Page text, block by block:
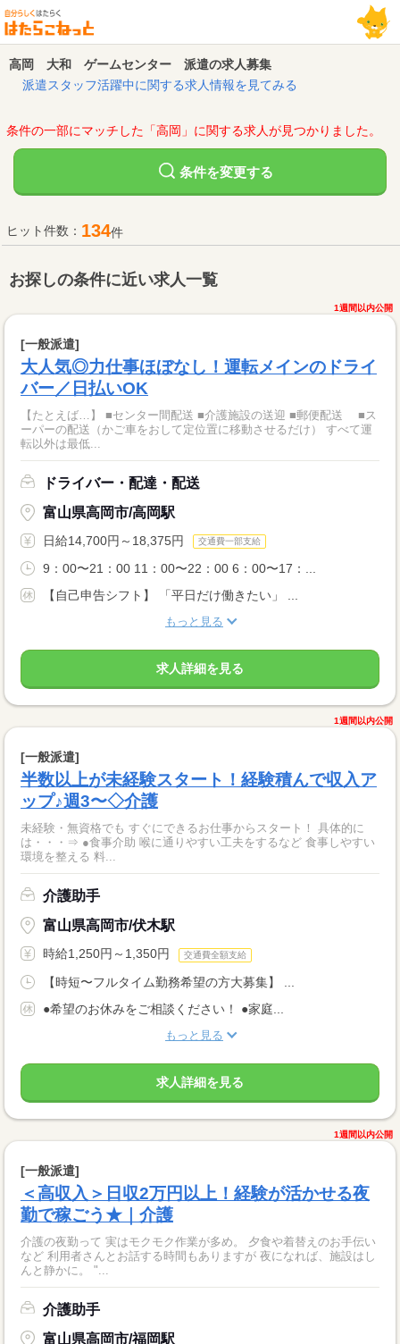
高岡 大和 ゲームセンター 派遣の求人募集
派遣スタッフ活躍中に関する求人情報を見てみる
条件の一部にマッチした「高岡」に関する求人が見つかりました。
条件を変更する
ヒット件数： 134件
お探しの条件に近い求人一覧
1週間以内公開
[一般派遣]
大人気◎力仕事ほぼなし！運転メインのドライ
バー／日払いOK
【たとえば…】 ■センター間配送 ■介護施設の送迎 ■郵便配送 ■ス
ーパーの配送（かご車をおして定位置に移動させるだけ） すべて運
転以外は最低...
ドライバー・配達・配送
富山県高岡市/高岡駅
日給14,700円～18,375円 交通費一部支給
9：00〜21：00 11：00〜22：00 6：00〜17：...
【自己申告シフト】 「平日だけ働きたい」 ...
もっと見る
求人詳細を見る
1週間以内公開
[一般派遣]
半数以上が未経験スタート！経験積んで収入ア
ップ♪週3〜◇介護
未経験・無資格でも すぐにできるお仕事からスタート！ 具体的に
は・・・⇒ ●食事介助 喉に通りやすい工夫をするなど 食事しやすい
環境を整える 料...
介護助手
富山県高岡市/伏木駅
時給1,250円～1,350円 交通費全額支給
【時短〜フルタイム勤務希望の方大募集】 ...
●希望のお休みをご相談ください！ ●家庭...
もっと見る
求人詳細を見る
1週間以内公開
[一般派遣]
＜高収入＞日収2万円以上！経験が活かせる夜
勤で稼ごう★｜介護
介護の夜勤って 実はモクモク作業が多め。 夕食や着替えのお手伝い
など 利用者さんとお話する時間もありますが 夜になれば、施設はし
んと静かに。 "...
介護助手
富山県高岡市/福岡駅